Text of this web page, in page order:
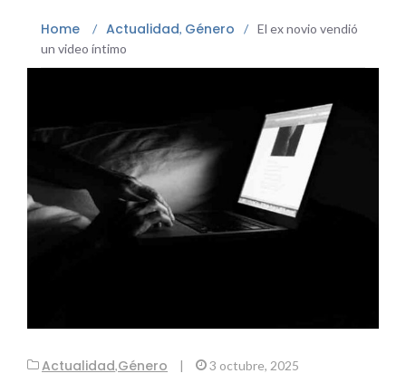
Home / Actualidad, Género / El ex novio vendió
un video íntimo
Actualidad,Género | 3 octubre, 2025